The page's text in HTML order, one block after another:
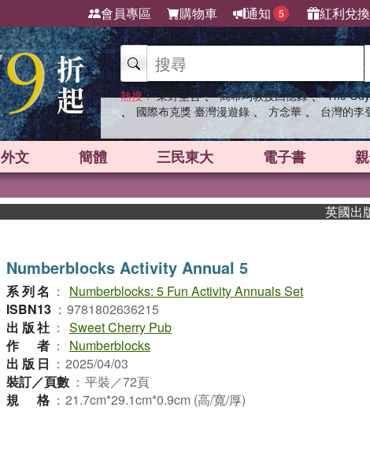
會員專區 購物車 通知 5 紅利兌換
熱搜： 東野圭吾 、 高希均教授回憶錄 、 The
、 國際布克獎 臺灣漫遊錄 、 方念華 、 台灣的李
外文 簡體 三民東大 電子書
英國出版
Numberblocks Activity Annual 5
系列名 ：
Numberblocks: 5 Fun Activity Annuals Set
ISBN13 ： 9781802636215
出版社 ： Sweet Cherry Pub
作者 ：
Numberblocks
出版日 ： 2025/04/03
裝訂／頁數 ： 平裝／72頁
規格 ： 21.7cm*29.1cm*0.9cm (高/寬/厚)